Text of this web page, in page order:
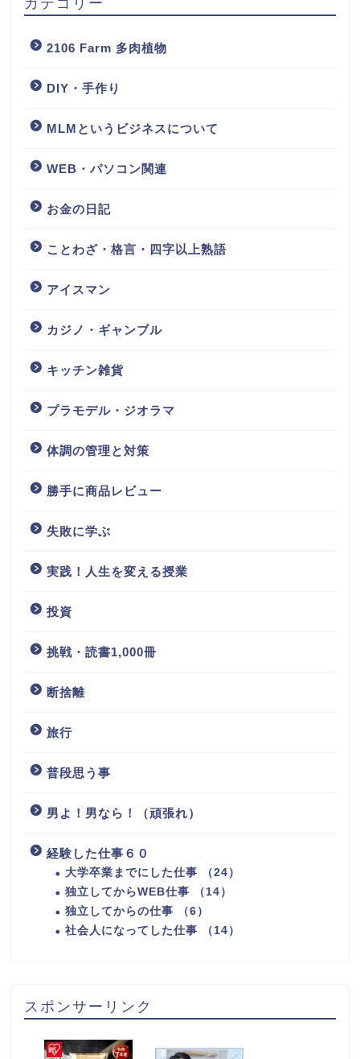
2106 Farm 多肉植物
DIY・手作り
MLMというビジネスについて
WEB・パソコン関連
お金の日記
ことわざ・格言・四字以上熟語
アイスマン
カジノ・ギャンブル
キッチン雑貨
プラモデル・ジオラマ
体調の管理と対策
勝手に商品レビュー
失敗に学ぶ
実践！人生を変える授業
投資
挑戦・読書1,000冊
断捨離
旅行
普段思う事
男よ！男なら！（頑張れ）
経験した仕事６０
大学卒業までにした仕事 （24）
独立してからWEB仕事 （14）
独立してからの仕事 （6）
社会人になってした仕事 （14）
スポンサーリンク